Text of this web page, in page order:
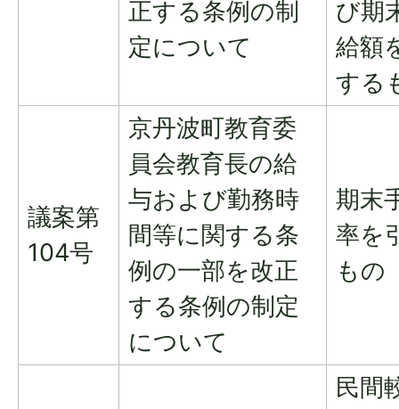
正する条例の制
定について
び期
給額
する
議案第
104号
京丹波町教育委
員会教育長の給
与および勤務時
間等に関する条
例の一部を改正
する条例の制定
について
期末
率を
もの
民間